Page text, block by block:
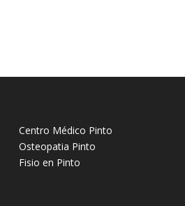
Centro Médico Pinto
Osteopatia Pinto
Fisio en Pinto